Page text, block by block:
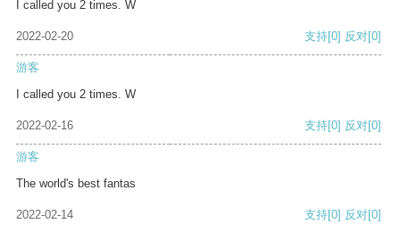
I called you 2 times. W
2022-02-20 支持[0] 反对[0]
游客
I called you 2 times. W
2022-02-16 支持[0] 反对[0]
游客
The world's best fantas
2022-02-14 支持[0] 反对[0]